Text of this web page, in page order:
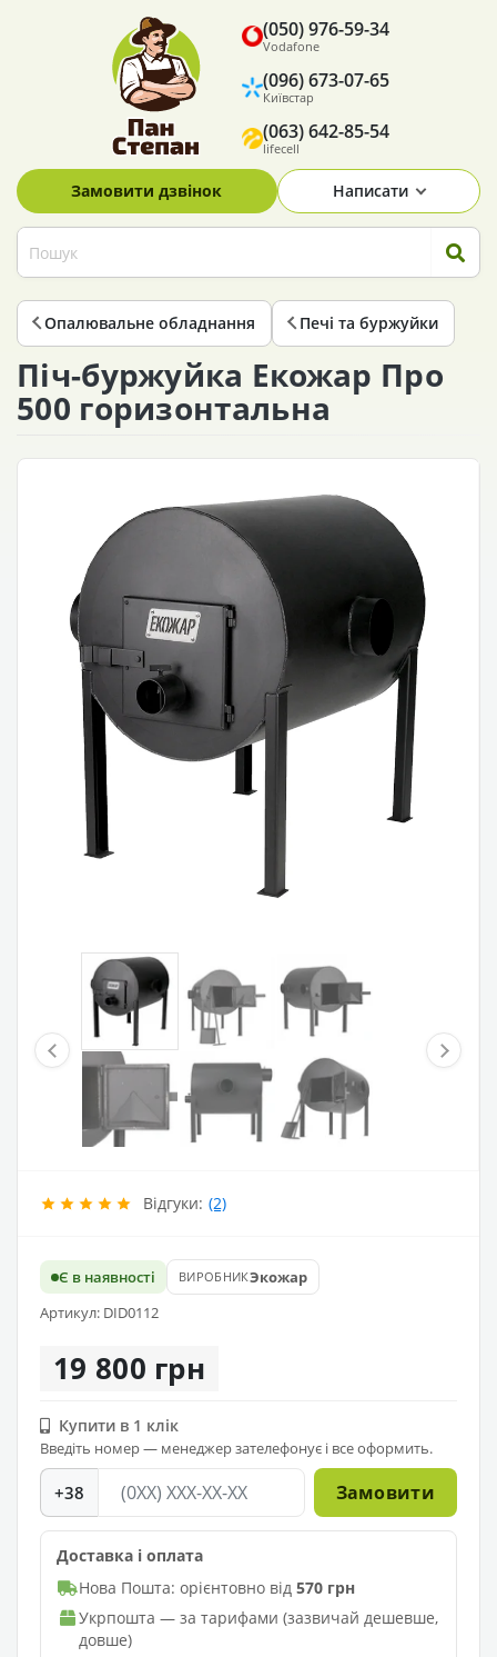
Vodafone
(050) 976-59-34
Київстар
(096) 673-07-65
lifecell
(063) 642-85-54
Замовити дзвінок Написати
Опалювальне обладнання Печі та буржуйки
Піч-буржуйка Екожар Про
500 горизонтальна
Відгуки: (2)
Є в наявності ВИРОБНИКЭкожар
Артикул: DID0112
19 800 грн
Купити в 1 клік
Введіть номер — менеджер зателефонує і все оформить.
+38 Замовити
Доставка і оплата
Нова Пошта: орієнтовно від 570 грн
Укрпошта — за тарифами (зазвичай дешевше,
довше)